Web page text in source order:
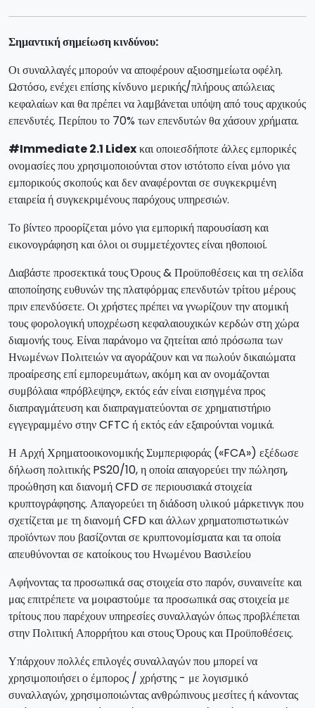
Σημαντική σημείωση κινδύνου:
Οι συναλλαγές μπορούν να αποφέρουν αξιοσημείωτα οφέλη.
Ωστόσο, ενέχει επίσης κίνδυνο μερικής/πλήρους απώλειας
κεφαλαίων και θα πρέπει να λαμβάνεται υπόψη από τους αρχικούς
επενδυτές. Περίπου το 70% των επενδυτών θα χάσουν χρήματα.
#Immediate 2.1 Lidexκαι οποιεσδήποτε άλλες εμπορικές
ονομασίες που χρησιμοποιούνται στον ιστότοπο είναι μόνο για
εμπορικούς σκοπούς και δεν αναφέρονται σε συγκεκριμένη
εταιρεία ή συγκεκριμένους παρόχους υπηρεσιών.
Το βίντεο προορίζεται μόνο για εμπορική παρουσίαση και
εικονογράφηση και όλοι οι συμμετέχοντες είναι ηθοποιοί.
Διαβάστε προσεκτικά τους Όρους & Προϋποθέσεις και τη σελίδα
αποποίησης ευθυνών της πλατφόρμας επενδυτών τρίτου μέρους
πριν επενδύσετε. Οι χρήστες πρέπει να γνωρίζουν την ατομική
τους φορολογική υποχρέωση κεφαλαιουχικών κερδών στη χώρα
διαμονής τους. Είναι παράνομο να ζητείται από πρόσωπα των
Ηνωμένων Πολιτειών να αγοράζουν και να πωλούν δικαιώματα
προαίρεσης επί εμπορευμάτων, ακόμη και αν ονομάζονται
συμβόλαια «πρόβλεψης», εκτός εάν είναι εισηγμένα προς
διαπραγμάτευση και διαπραγματεύονται σε χρηματιστήριο
εγγεγραμμένο στην CFTC ή εκτός εάν εξαιρούνται νομικά.
Η Αρχή Χρηματοοικονομικής Συμπεριφοράς («FCA») εξέδωσε
δήλωση πολιτικής PS20/10, η οποία απαγορεύει την πώληση,
προώθηση και διανομή CFD σε περιουσιακά στοιχεία
κρυπτογράφησης. Απαγορεύει τη διάδοση υλικού μάρκετινγκ που
σχετίζεται με τη διανομή CFD και άλλων χρηματοπιστωτικών
προϊόντων που βασίζονται σε κρυπτονομίσματα και τα οποία
απευθύνονται σε κατοίκους του Ηνωμένου Βασιλείου
Αφήνοντας τα προσωπικά σας στοιχεία στο παρόν, συναινείτε και
μας επιτρέπετε να μοιραστούμε τα προσωπικά σας στοιχεία με
τρίτους που παρέχουν υπηρεσίες συναλλαγών όπως προβλέπεται
στην Πολιτική Απορρήτου και στους Όρους και Προϋποθέσεις.
Υπάρχουν πολλές επιλογές συναλλαγών που μπορεί να
χρησιμοποιήσει ο έμπορος / χρήστης - με λογισμικό
συναλλαγών, χρησιμοποιώντας ανθρώπινους μεσίτες ή κάνοντας